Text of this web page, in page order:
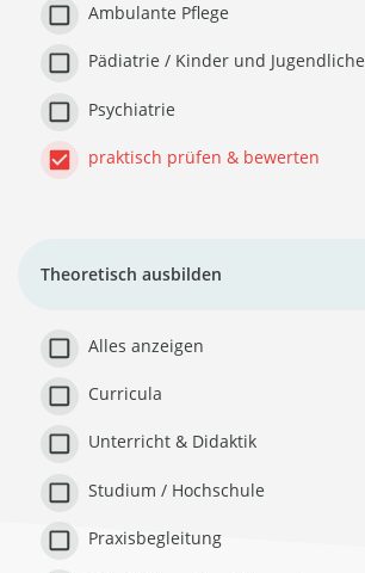
Ambulante Pflege
Pädiatrie / Kinder und Jugendliche
Psychiatrie
praktisch prüfen & bewerten
Theoretisch ausbilden
Alles anzeigen
Curricula
Unterricht & Didaktik
Studium / Hochschule
Praxisbegleitung